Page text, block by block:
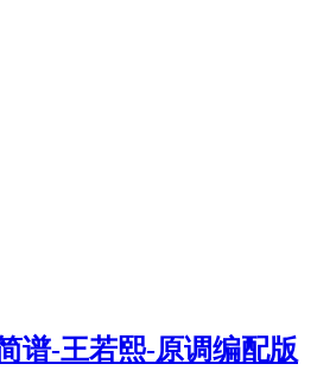
谱-王若熙-原调编配版